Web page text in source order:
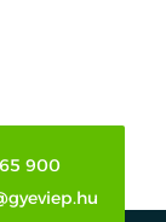
900